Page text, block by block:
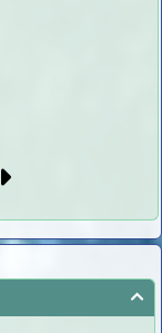
